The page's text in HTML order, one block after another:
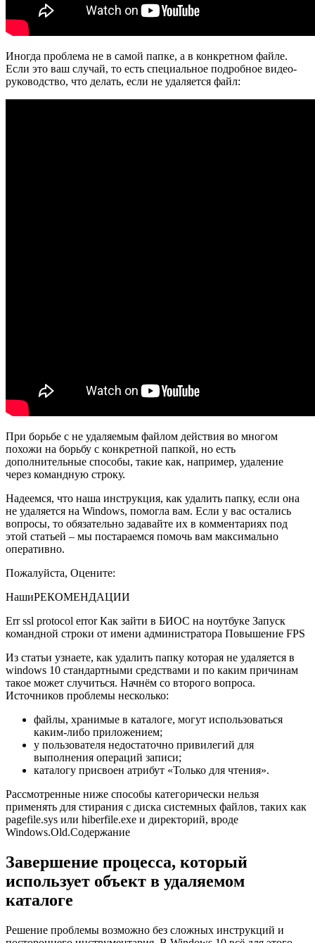
Иногда проблема не в самой папке, а в конкретном файле.
Если это ваш случай, то есть специальное подробное видео-
руководство, что делать, если не удаляется файл:
При борьбе с не удаляемым файлом действия во многом
похожи на борьбу с конкретной папкой, но есть
дополнительные способы, такие как, например, удаление
через командную строку.
Надеемся, что наша инструкция, как удалить папку, если она
не удаляется на Windows, помогла вам. Если у вас остались
вопросы, то обязательно задавайте их в комментариях под
этой статьей – мы постараемся помочь вам максимально
оперативно.
Пожалуйста, Оцените:
НашиРЕКОМЕНДАЦИИ
Err ssl protocol error Как зайти в БИОС на ноутбуке Запуск
командной строки от имени администратора Повышение FPS
Из статьи узнаете, как удалить папку которая не удаляется в
windows 10 стандартными средствами и по каким причинам
такое может случиться. Начнём со второго вопроса.
Источников проблемы несколько:
файлы, хранимые в каталоге, могут использоваться
каким-либо приложением;
у пользователя недостаточно привилегий для
выполнения операций записи;
каталогу присвоен атрибут «Только для чтения».
Рассмотренные ниже способы категорически нельзя
применять для стирания с диска системных файлов, таких как
pagefile.sys или hiberfile.exe и директорий, вроде
Windows.Old.Содержание
Завершение процесса, который
использует объект в удаляемом
каталоге
Решение проблемы возможно без сложных инструкций и